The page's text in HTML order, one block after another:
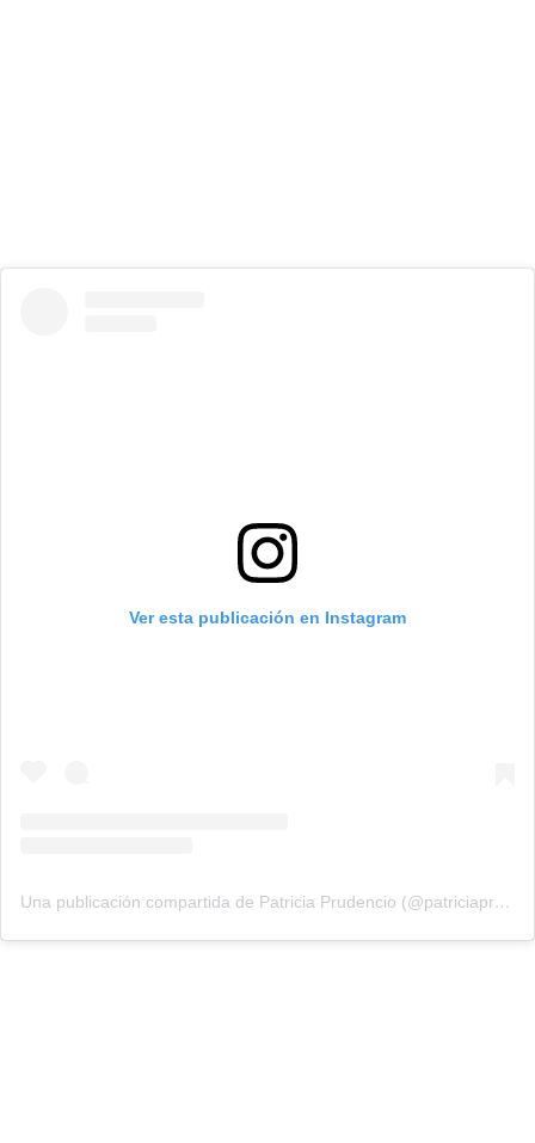
Ver esta publicación en Instagram
Una publicación compartida de Patricia Prudencio (@patriciaprudencio98)